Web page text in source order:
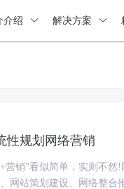
介绍 解决方案
性规划网络营销
营销”看似简单，实则不
网站策划建设、网络整合